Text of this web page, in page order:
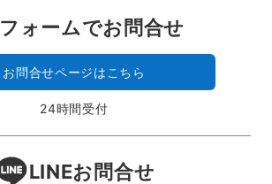
フォームでお問合せ
お問合せページはこちら
24時間受付
LINEお問合せ